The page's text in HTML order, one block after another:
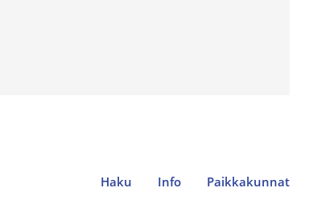
Haku Info Paikkakunnat